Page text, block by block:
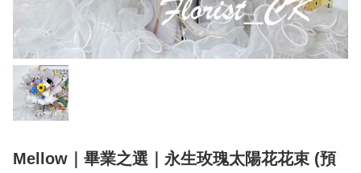
Mellow｜畢業之選｜永生玫瑰太陽花花束 (預